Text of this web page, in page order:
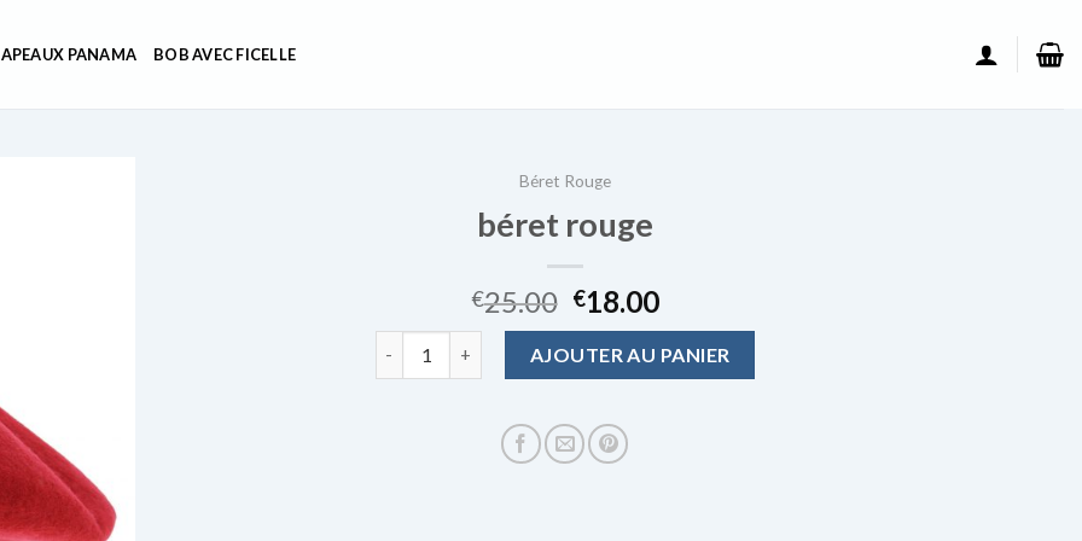
PANAMA BOB AVEC FICELLE
Béret Rouge
béret rouge
€25.00 €18.00
AJOUTER AU PANIER